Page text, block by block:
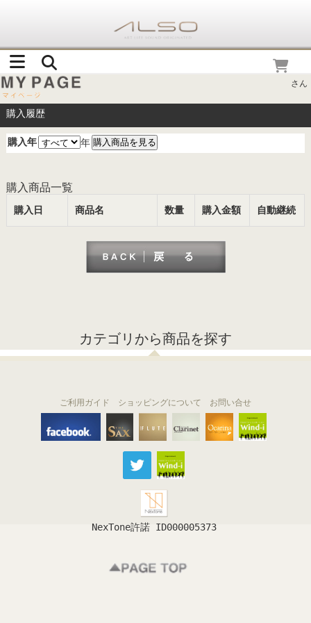
さん
購入履歴
購入年 年
購入商品一覧
購入日 商品名 数量 購入金額 自動継続
カテゴリから商品を探す
THE SAX The Clarinet
Ocarina
ご利用ガイド ショッピングについて お問い合せ
NexTone許諾 ID000005373